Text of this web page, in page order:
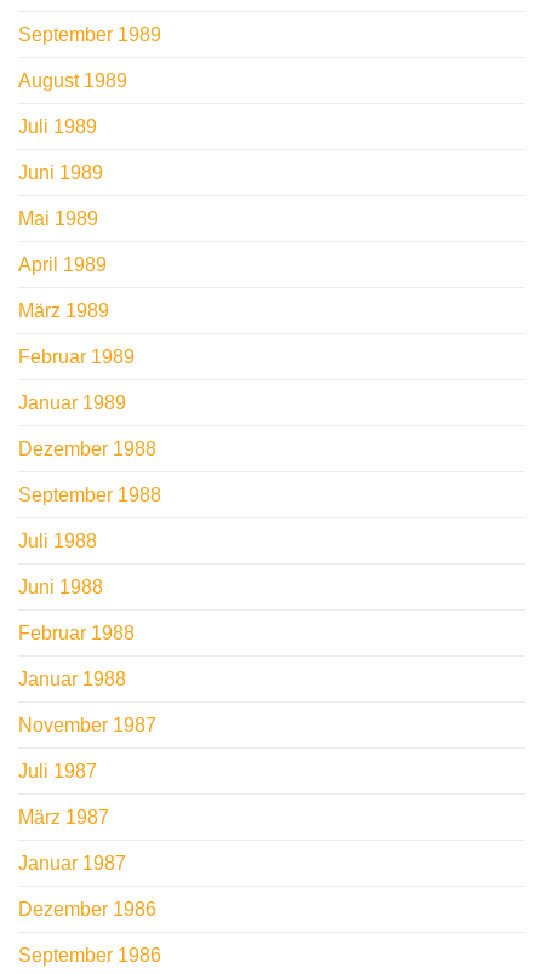
September 1989
August 1989
Juli 1989
Juni 1989
Mai 1989
April 1989
März 1989
Februar 1989
Januar 1989
Dezember 1988
September 1988
Juli 1988
Juni 1988
Februar 1988
Januar 1988
November 1987
Juli 1987
März 1987
Januar 1987
Dezember 1986
September 1986